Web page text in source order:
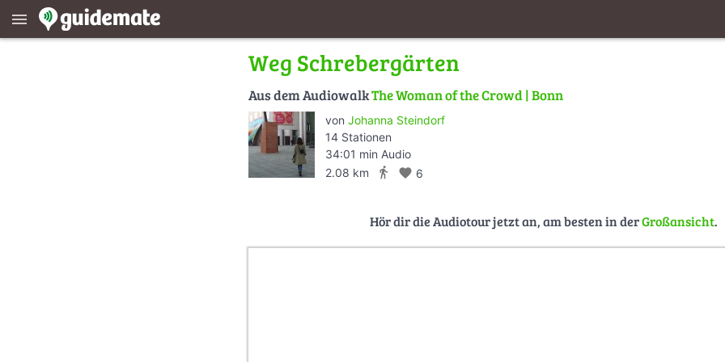
menu
Weg Schrebergärten
Aus dem AudiowalkThe Woman of the Crowd | Bonn
von Johanna Steindorf
14 Stationen
34:01 min Audio
2.08 km
directions_walk favorite 6
Hör dir die Audiotour jetzt an, am besten in derGroßansicht.